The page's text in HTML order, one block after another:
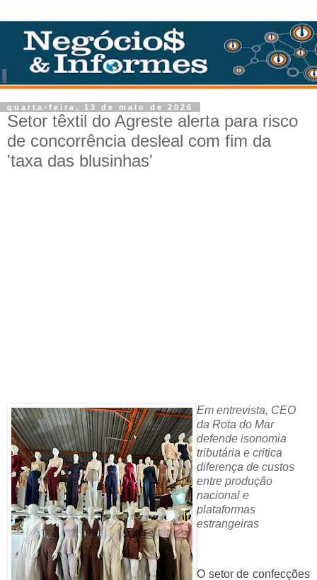
quarta-feira, 13 de maio de 2026
Setor têxtil do Agreste alerta para risco
de concorrência desleal com fim da
'taxa das blusinhas'
Em entrevista, CEO
da Rota do Mar
defende isonomia
tributária e critica
diferença de custos
entre produção
nacional e
plataformas
estrangeiras
O setor de confecções